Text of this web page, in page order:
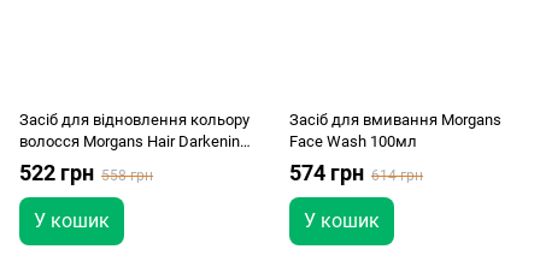
Засіб для відновлення кольору
волосся Morgans Hair Darkening
Liquid Colour Restorer 120мл
522 грн 558 грн
У кошик
Засіб для вмивання Morgans
Face Wash 100мл
574 грн 614 грн
У кошик